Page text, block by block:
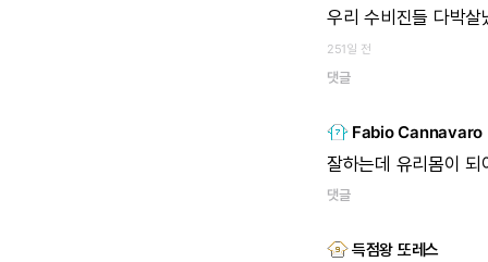
우리 수비진들 다박살
251일 전
댓글
Fabio Cannavaro
잘하는데 유리몸이 되
댓글
득점왕 또레스